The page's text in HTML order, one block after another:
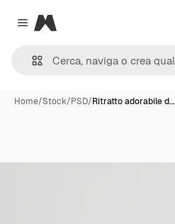
Close menu
Magnific
Home/Stock/PSD/Ritratto adorabile d…